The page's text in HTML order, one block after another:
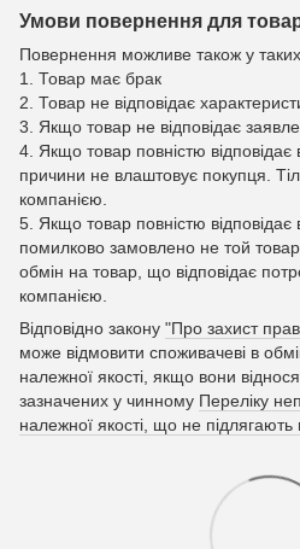
Умови повернення для
Повернення можливе також у
1. Товар має брак
2. Товар не відповідає
3. Якщо товар не відповідає
4. Якщо товар повністю відповідає
причини не влаштовує покупця.
компанією.
5. Якщо товар повністю
помилково замовлено не той товар
обмін на товар, що відповідає
компанією.
Відповідно закону "Про захист
може відмовити споживачеві в
належної якості, якщо вони
зазначених у чинному Переліку
належної якості, що не